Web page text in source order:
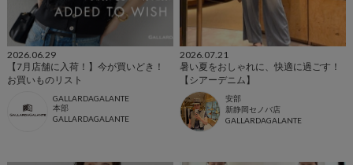
2026.06.29
【7月店舗に入荷！】今が買いどき！
お買いものリスト
GALLARDAGALANTE
本部
GALLARDAGALANTE
2026.07.21
暑い夏をおしゃれに、快適に過ごす！
【シアーデニム】
安部
新静岡セノバ店
GALLARDAGALANTE